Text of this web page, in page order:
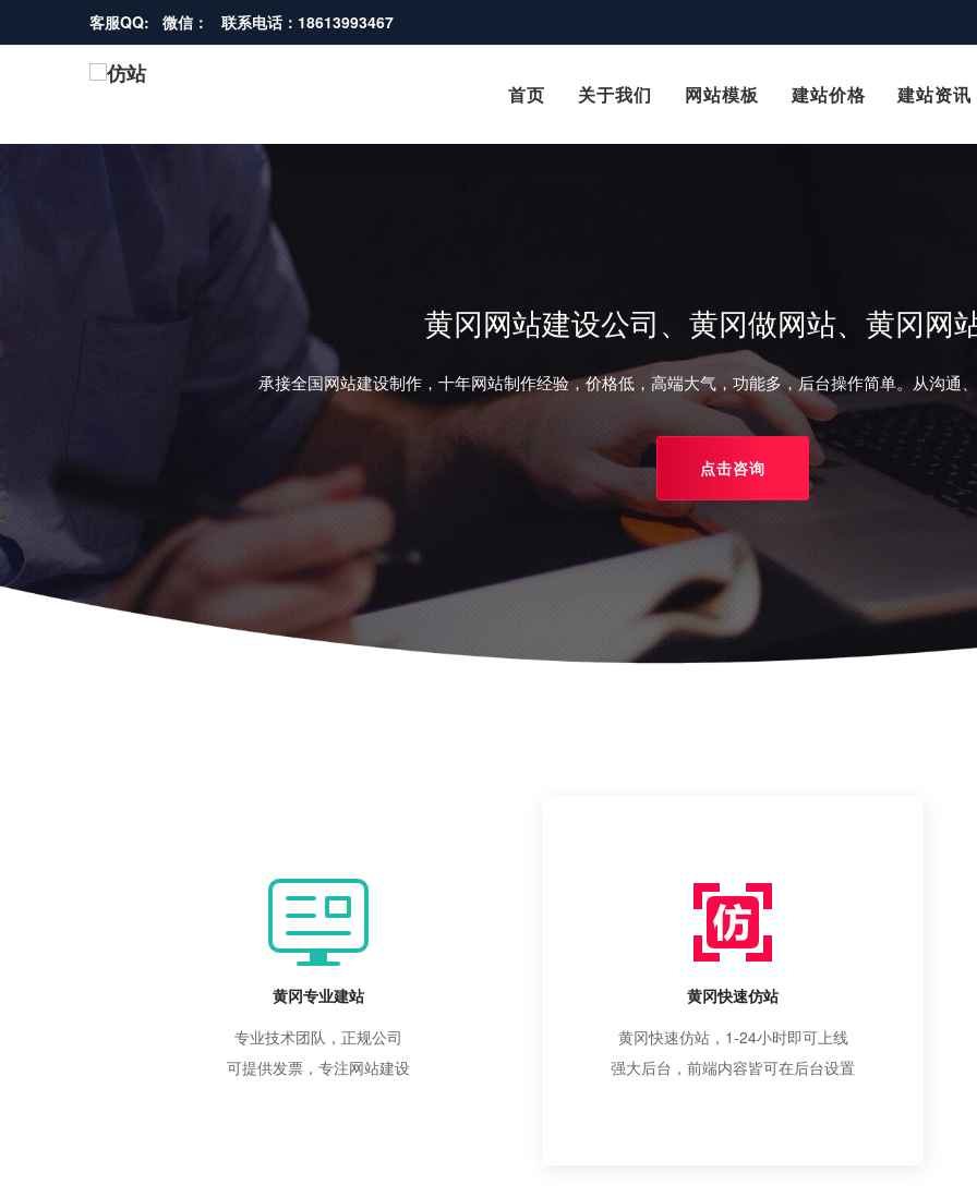
客服QQ: 微信： 联系电话：18613993467
首页 关于我们 网站模板 建站价格 建站资讯
黄冈网站建设公司、黄冈做网站、黄冈网
承接全国网站建设制作，十年网站制作经验，价格低，高端大气，功能多，后台操作简单。从沟通
点击咨询
黄冈专业建站
专业技术团队，正规公司
可提供发票，专注网站建设
黄冈快速仿站
黄冈快速仿站，1-24小时即可上线
强大后台，前端内容皆可在后台设置